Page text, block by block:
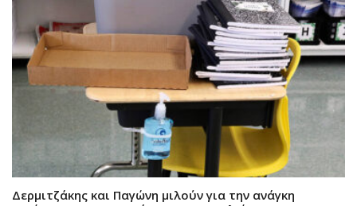
Δερμιτζάκης και Παγώνη μιλούν για την ανάγκη